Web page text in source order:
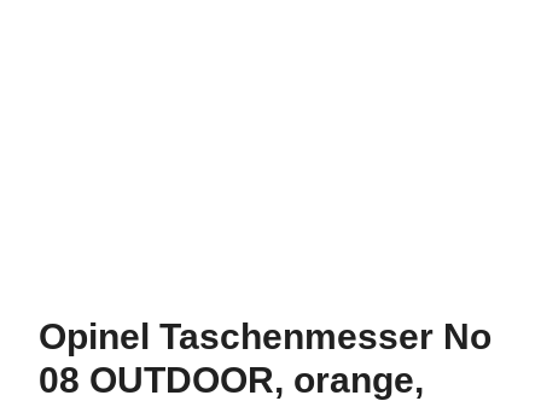
Opinel Taschenmesser No
08 OUTDOOR, orange,